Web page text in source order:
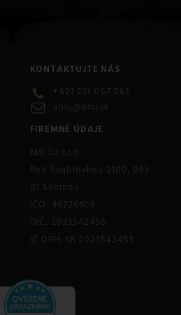
KONTAKTUJTE NÁS
+421 233 057 083
ahoj@emi.sk
FIREMNÉ ÚDAJE
EMI EU s.r.o.
Pod Švabľovkou 2100, 083
01 Sabinov
IČO: 46726608
DIČ: 2023542455
IČ DPH: SK 2023542455